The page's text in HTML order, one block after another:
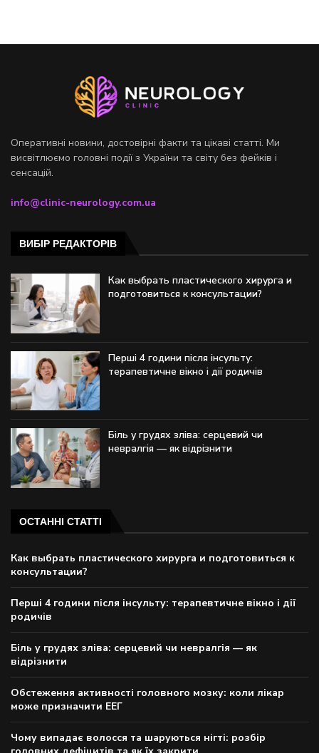
Оперативні новини, достовірні факти та цікаві статті. Ми
висвітлюємо головні події з України та світу без фейків і
сенсацій.
info@clinic-neurology.com.ua
ВИБІР РЕДАКТОРІВ
Как выбрать пластического хирурга и
подготовиться к консультации?
Перші 4 години після інсульту:
терапевтичне вікно і дії родичів
Біль у грудях зліва: серцевий чи
невралгія — як відрізнити
ОСТАННІ СТАТТІ
Как выбрать пластического хирурга и подготовиться к
консультации?
Перші 4 години після інсульту: терапевтичне вікно і дії
родичів
Біль у грудях зліва: серцевий чи невралгія — як
відрізнити
Обстеження активності головного мозку: коли лікар
може призначити ЕЕГ
Чому випадає волосся та шаруються нігті: розбір